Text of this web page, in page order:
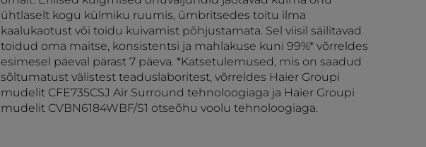
ühtlaselt kogu külmiku ruumis, ümbritsedes toitu ilma
kaalukaotust või toidu kuivamist põhjustamata. Sel viisil säilitavad
toidud oma maitse, konsistentsi ja mahlakuse kuni 99%* võrreldes
esimesel päeval pärast 7 päeva. *Katsetulemused, mis on saadud
sõltumatust välistest teaduslaboritest, võrreldes Haier Groupi
mudelit CFE735CSJ Air Surround tehnoloogiaga ja Haier Groupi
mudelit CVBN6184WBF/S1 otseõhu voolu tehnoloogiaga.